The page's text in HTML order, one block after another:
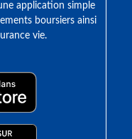
application simple
boursiers ainsi
vie.